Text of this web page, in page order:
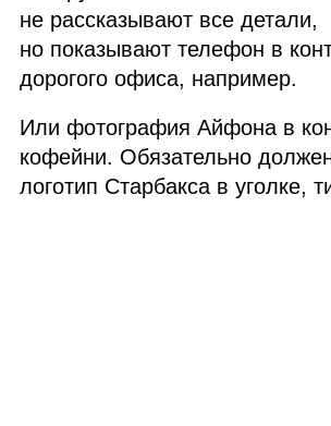
не рассказывают все детали,
но показывают телефон в
дорогого офиса, например.
Или фотография Айфона в
кофейни. Обязательно
логотип Старбакса в уголке,